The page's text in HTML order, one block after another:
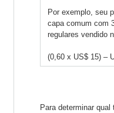
Por exemplo, seu
capa comum com
regulares vendido
(0,60 x US$ 15) –
Para determinar